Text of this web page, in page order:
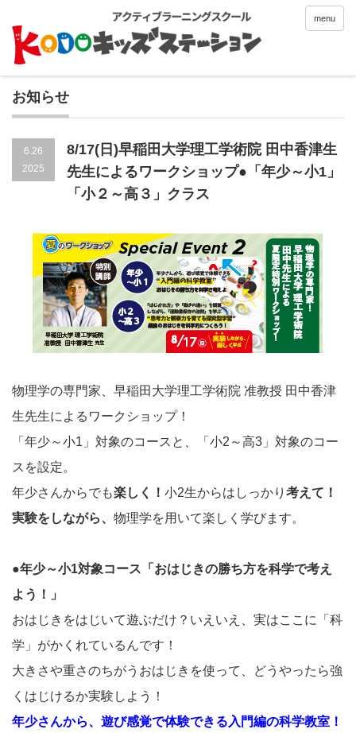
menu
お知らせ
6.26
2025
8/17(日)早稲田大学理工学術院 田中香津生
先生によるワークショップ●「年少～小1」
「小２～高３」クラス
物理学の専門家、早稲田大学理工学術院 准教授 田中香津
生先生によるワークショップ！
「年少～小1」対象のコースと、「小2～高3」対象のコー
スを設定。
年少さんからでも楽しく！ 小2生からはしっかり 考えて！
実験をしながら、 物理学を用いて楽しく学びます。
●年少～小1対象コース「おはじきの勝ち方を科学で考え
よう！」
おはじきをはじいて遊ぶだけ？いえいえ、実はここに「科
学」がかくれているんです！
大きさや重さのちがうおはじきを使って、どうやったら強
くはじけるか実験しよう！
年少さんから、遊び感覚で体験できる入門編の科学教室！